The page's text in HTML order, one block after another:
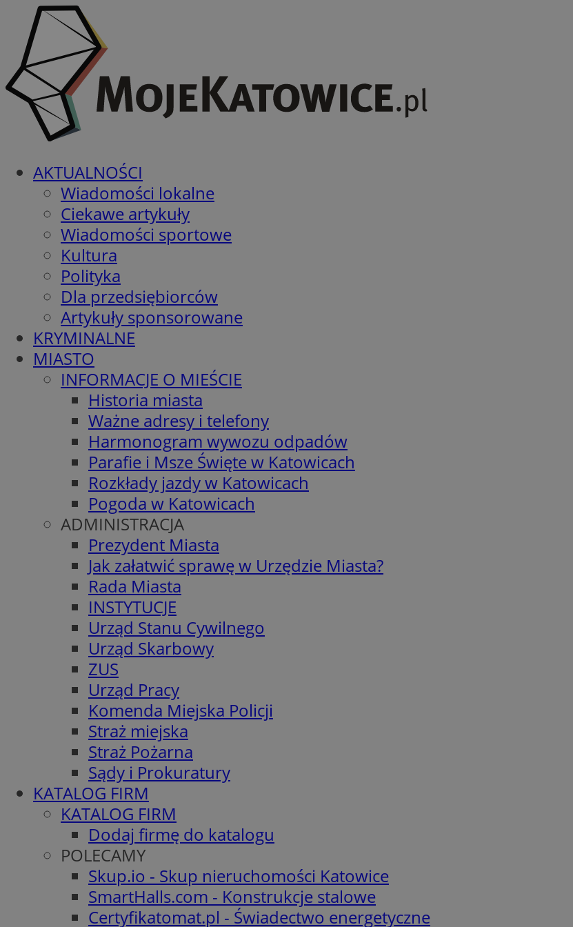
AKTUALNOŚCI
Wiadomości lokalne
Ciekawe artykuły
Wiadomości sportowe
Kultura
Polityka
Dla przedsiębiorców
Artykuły sponsorowane
KRYMINALNE
MIASTO
INFORMACJE O MIEŚCIE
Historia miasta
Ważne adresy i telefony
Harmonogram wywozu odpadów
Parafie i Msze Święte w Katowicach
Rozkłady jazdy w Katowicach
Pogoda w Katowicach
ADMINISTRACJA
Prezydent Miasta
Jak załatwić sprawę w Urzędzie Miasta?
Rada Miasta
INSTYTUCJE
Urząd Stanu Cywilnego
Urząd Skarbowy
ZUS
Urząd Pracy
Komenda Miejska Policji
Straż miejska
Straż Pożarna
Sądy i Prokuratury
KATALOG FIRM
KATALOG FIRM
Dodaj firmę do katalogu
POLECAMY
Skup.io - Skup nieruchomości Katowice
SmartHalls.com - Konstrukcje stalowe
Certyfikatomat.pl - Świadectwo energetyczne